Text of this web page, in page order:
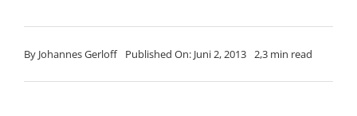
By Johannes Gerloff Published On: Juni 2, 2013 2,3 min read